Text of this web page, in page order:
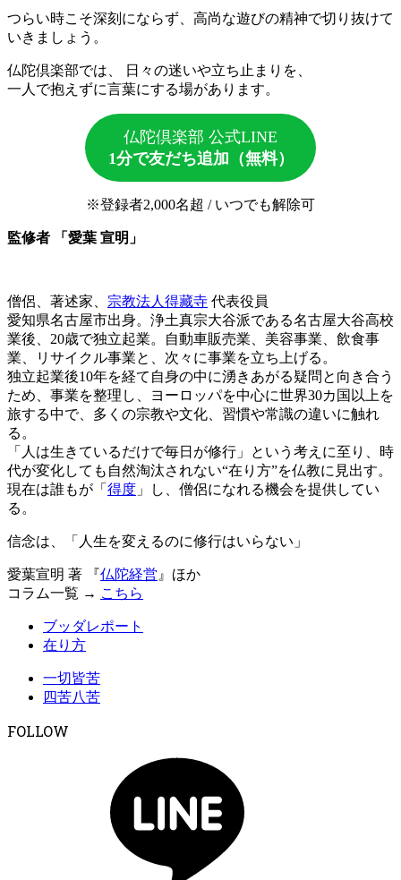
つらい時こそ深刻にならず、高尚な遊びの精神で切り抜けて
いきましょう。
仏陀倶楽部では、 日々の迷いや立ち止まりを、
一人で抱えずに言葉にする場があります。
仏陀倶楽部 公式LINE
1分で友だち追加（無料）
※登録者2,000名超 / いつでも解除可
監修者 「愛葉 宣明」
僧侶、著述家、 宗教法人得藏寺 代表役員
愛知県名古屋市出身。浄土真宗大谷派である名古屋大谷高校
業後、20歳で独立起業。自動車販売業、美容事業、飲食事
業、リサイクル事業と、次々に事業を立ち上げる。
独立起業後10年を経て自身の中に湧きあがる疑問と向き合う
ため、事業を整理し、ヨーロッパを中心に世界30カ国以上を
旅する中で、多くの宗教や文化、習慣や常識の違いに触れ
る。
「人は生きているだけで毎日が修行」という考えに至り、時
代が変化しても自然淘汰されない“在り方”を仏教に見出す。
現在は誰もが「 得度 」し、僧侶になれる機会を提供してい
る。
信念は、「人生を変えるのに修行はいらない」
愛葉宣明 著 『仏陀経営 』ほか
コラム一覧 → こちら
ブッダレポート
在り方
一切皆苦
四苦八苦
FOLLOW